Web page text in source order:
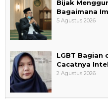
Bijak
Bagaimana
5 Agustus 2026
LGBT Bagian
Cacatnya
2 Agustus 2026